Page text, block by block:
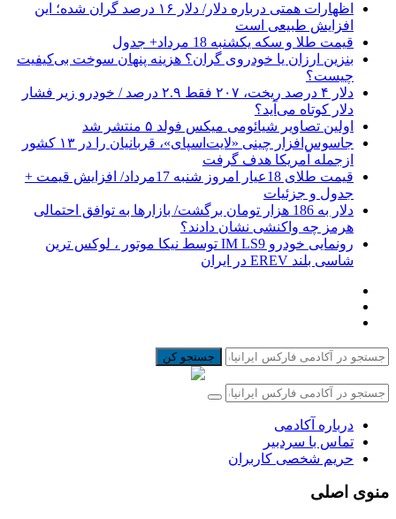
اظهارات همتی درباره دلار/ دلار ۱۶ درصد گران شده؛ این
افزایش طبیعی است
قیمت طلا و سکه یکشنبه 18 مرداد+ جدول
بنزین ارزان یا خودروی گران؟ هزینه پنهان سوخت بی‌کیفیت
چیست؟
دلار ۴ درصد ریخت، ۲۰۷ فقط ۲.۹ درصد / خودرو زیر فشار
دلار کوتاه می‌آید؟
اولین تصاویر شیائومی میکس فولد ۵ منتشر شد
جاسوس‌افزار چینی «لایت‌اسپای»، قربانیان را در ۱۳ کشور
ازجمله آمریکا هدف گرفت
قیمت طلای 18عیار امروز شنبه 17مرداد/ افزایش قیمت +
جدول و جزئیات
دلار به 186 هزار تومان برگشت/ بازارها به توافق احتمالی
هرمز چه واکنشی نشان دادند؟
رونمایی خودرو IM LS9 توسط نیکا موتور ، لوکس ترین
شاسی بلند EREV در ایران
جستجو کن
درباره آکادمی
تماس با سردبیر
حریم شخصی کاربران
منوی اصلی